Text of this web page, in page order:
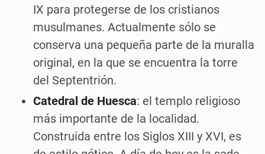
IX para protegerse de los cristianos
musulmanes. Actualmente sólo se
conserva una pequeña parte de la muralla
original, en la que se encuentra la torre
del Septentrión.
Catedral de Huesca: el templo religioso
más importante de la localidad.
Construida entre los Siglos XIII y XVI, es